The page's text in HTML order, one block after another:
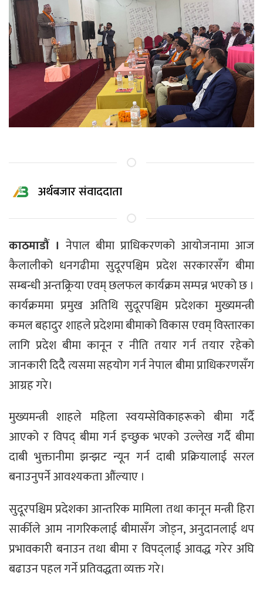
अर्थबजार संवाददाता
काठमाडौं । नेपाल बीमा प्राधिकरणको आयोजनामा आज
कैलालीको धनगढीमा सुदूरपश्चिम प्रदेश सरकारसँग बीमा
सम्बन्धी अन्तक्र्रिया एवम् छलफल कार्यक्रम सम्पन्न भएको छ ।
कार्यक्रममा प्रमुख अतिथि सुदूरपश्चिम प्रदेशका मुख्यमन्त्री
कमल बहादुर शाहले प्रदेशमा बीमाको विकास एवम् विस्तारका
लागि प्रदेश बीमा कानून र नीति तयार गर्न तयार रहेको
जानकारी दिदैै त्यसमा सहयोग गर्न नेपाल बीमा प्राधिकरणसँग
आग्रह गरे।
मुख्यमन्त्री शाहले महिला स्वयम्सेविकाहरूको बीमा गर्दै
आएको र विपद् बीमा गर्न इच्छुक भएको उल्लेख गर्दै बीमा
दाबी भुक्तानीमा झन्झट न्यून गर्न दाबी प्रक्रियालाई सरल
बनाउनुपर्ने आवश्यकता औंल्याए ।
सुदूरपश्चिम प्रदेशका आन्तरिक मामिला तथा कानून मन्त्री हिरा
सार्कीले आम नागरिकलाई बीमासँग जोड्न, अनुदानलाई थप
प्रभावकारी बनाउन तथा बीमा र विपद्लाई आवद्ध गरेर अघि
बढाउन पहल गर्ने प्रतिवद्धता व्यक्त गरे।